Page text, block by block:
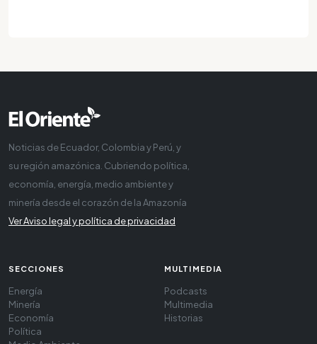
Noticias de Ecuador, Colombia y Perú, y
su región amazónica. Cubriendo política,
economía, energía, medio ambiente y
minería desde el corazón de la Amazonía
Ver Aviso legal y política de privacidad
SECCIONES
Energía
Minería
Economía
Política
MULTIMEDIA
Podcasts
Multimedia
Historias